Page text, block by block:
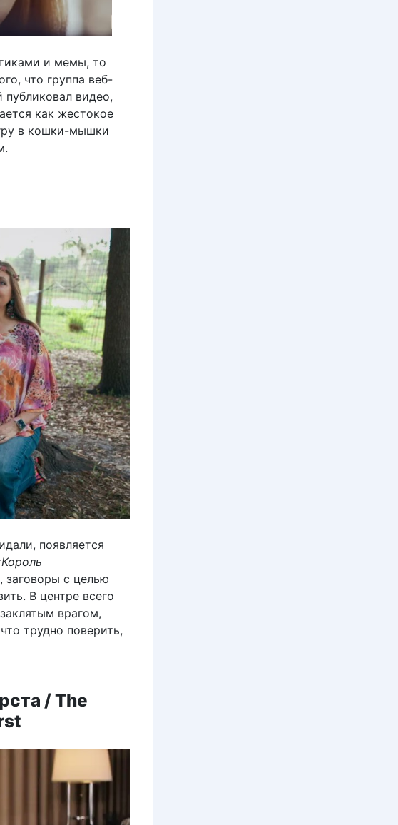
и мемы, то
что группа веб-
публиковал видео,
как жестокое
в кошки-мышки
появляется
заговоры с целью
В центре всего
врагом,
трудно поверить,
/ The